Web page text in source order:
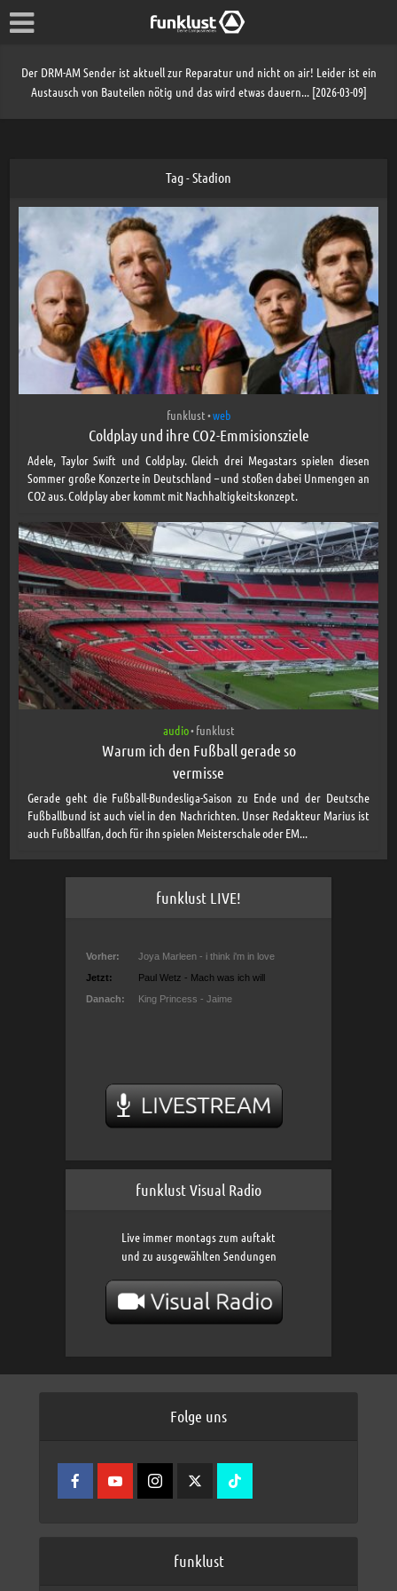
Der DRM-AM Sender ist aktuell zur Reparatur und nicht on air! Leider ist ein
Austausch von Bauteilen nötig und das wird etwas dauern... [2026-03-09]
Tag - Stadion
funklust•web
Coldplay und ihre CO2-Emmisionsziele
Adele, Taylor Swift und Coldplay. Gleich drei Megastars spielen diesen
Sommer große Konzerte in Deutschland – und stoßen dabei Unmengen an
CO2 aus. Coldplay aber kommt mit Nachhaltigkeitskonzept.
audio• funklust
Warum ich den Fußball gerade so
vermisse
Gerade geht die Fußball-Bundesliga-Saison zu Ende und der Deutsche
Fußballbund ist auch viel in den Nachrichten. Unser Redakteur Marius ist
auch Fußballfan, doch für ihn spielen Meisterschale oder EM...
funklust LIVE!
funklust Visual Radio
Live immer montags zum auftakt
und zu ausgewählten Sendungen
Folge uns
funklust